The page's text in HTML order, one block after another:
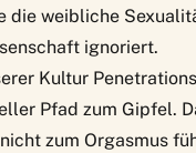
die weibliche
ignoriert.
Kultur
Pfad zum Gipfel.
zum Orgasmus